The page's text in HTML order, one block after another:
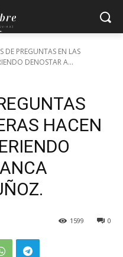
DE PREGUNTAS EN LAS
DENOSTAR A...
HACEN
0
1599